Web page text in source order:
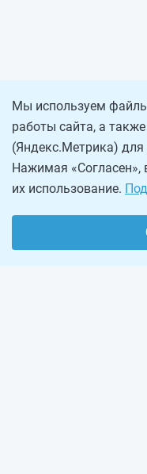
Мы используем
работы сайта, а
(Яндекс.Метрика) для
Нажимая «Согласен»,
их использование.